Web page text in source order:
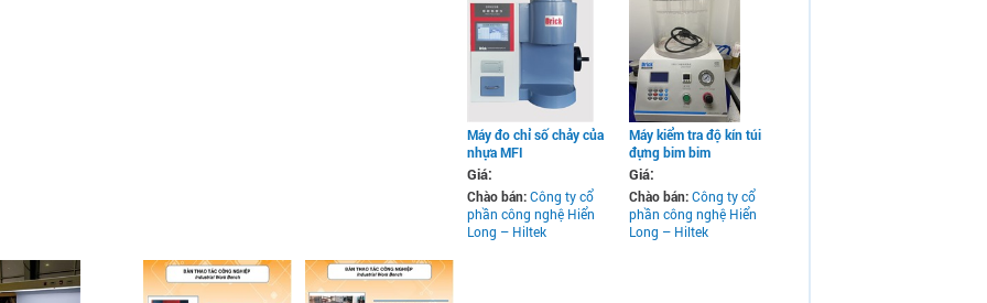
Máy đo chỉ số chảy của
nhựa MFI
Giá:
Chào bán:Công ty cổ
phần công nghệ Hiển
Long – Hiltek
Máy kiểm tra độ kín túi
đựng bim bim
Giá:
Chào bán:Công ty cổ
phần công nghệ Hiển
Long – Hiltek